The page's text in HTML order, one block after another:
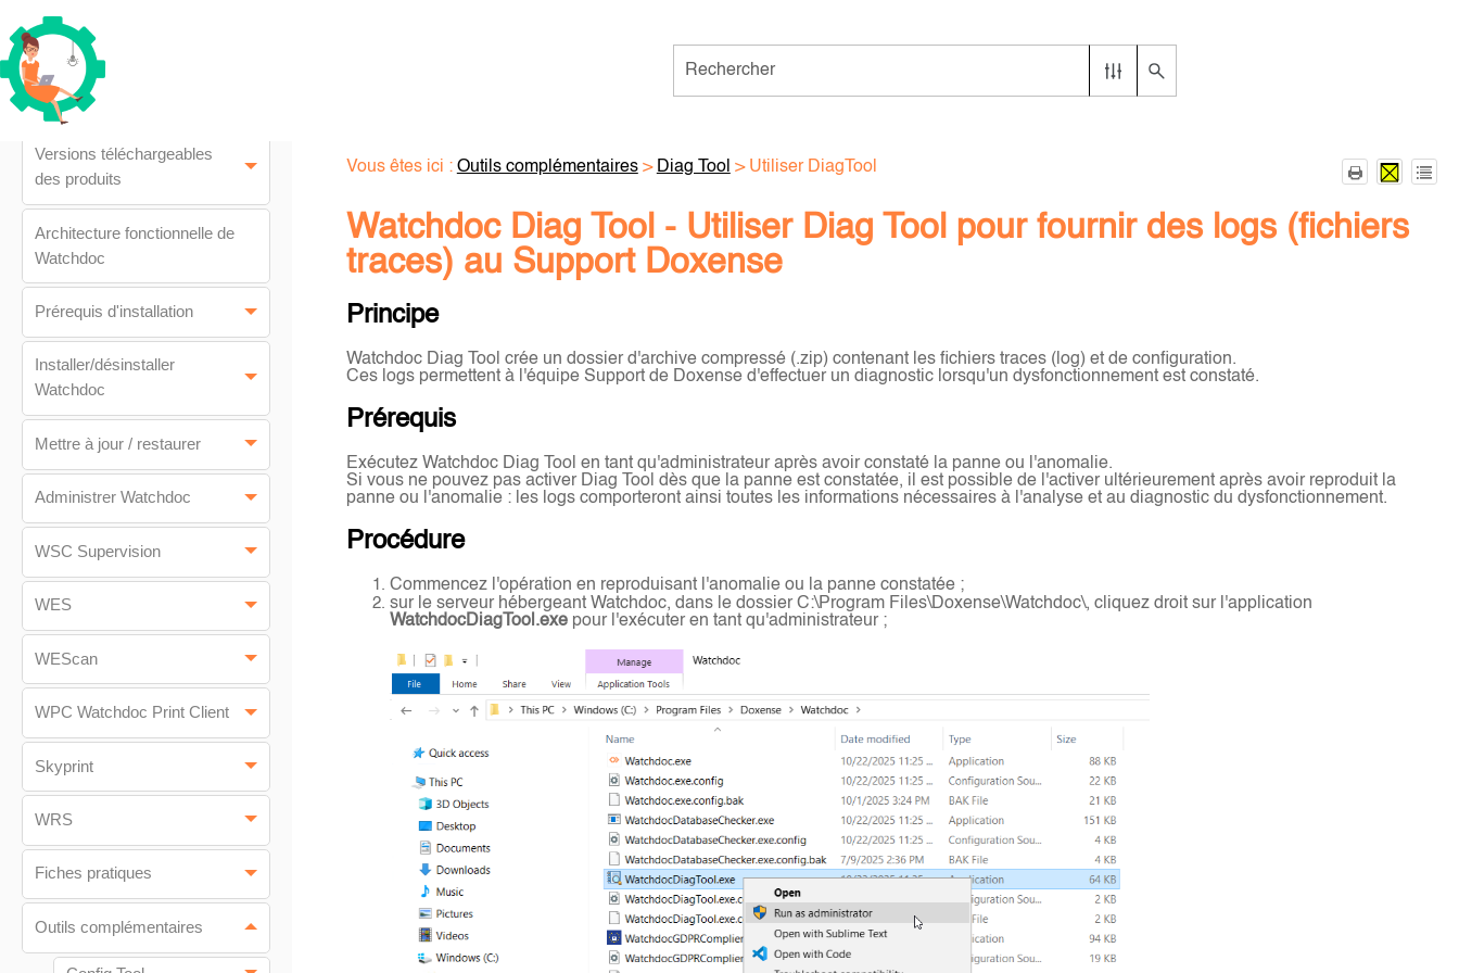
Accueil
Versions téléchargeables
des produits
Architecture fonctionnelle de
Watchdoc
Prérequis d'installation
Installer/désinstaller
Watchdoc
Mettre à jour / restaurer
Administrer Watchdoc
WSC Supervision
WES
WEScan
WPC Watchdoc Print Client
Skyprint
WRS
Fiches pratiques
Outils complémentaires
Vous êtes ici : Outils complémentaires> Diag Tool > Utiliser DiagTool
Watchdoc Diag Tool - Utiliser Diag Tool pour fournir des logs (fichiers
traces) au Support Doxense
Principe
Watchdoc Diag Tool crée un dossier d'archive compressé (.zip) contenant les fichiers traces (log) et de configuration.
Ces logs permettent à l'équipe Support de Doxense d'effectuer un diagnostic lorsqu'un dysfonctionnement est constaté.
Prérequis
Exécutez Watchdoc Diag Tool en tant qu'administrateur après avoir constaté la panne ou l'anomalie.
Si vous ne pouvez pas activer Diag Tool dès que la panne est constatée, il est possible de l'activer ultérieurement après avoir reproduit la
panne ou l'anomalie : les logs comporteront ainsi toutes les informations nécessaires à l'analyse et au diagnostic du dysfonctionnement.
Procédure
Commencez l'opération en reproduisant l'anomalie ou la panne constatée ;
sur le serveur hébergeant Watchdoc, dans le dossier C:\Program Files\Doxense\Watchdoc\, cliquez droit sur l'application
WatchdocDiagTool.exepour l'exécuter en tant qu'administrateur ;